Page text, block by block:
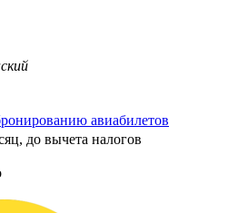
авиабилетов
до вычета налогов